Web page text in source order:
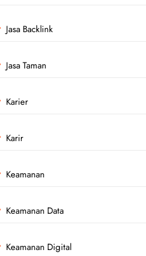
Jasa Backlink
Jasa Taman
Karier
Karir
Keamanan
Keamanan Data
Keamanan Digital